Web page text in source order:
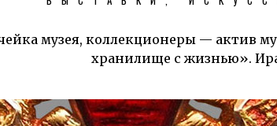
музея, коллекционеры — актив
хранилище с жизнью».